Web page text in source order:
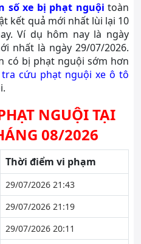
số xe bị phạt nguội toàn
kết quả mới nhất lùi lại 10
Ví dụ hôm nay là ngày
nhất là ngày 29/07/2026.
có bị phạt nguội sớm hơn
tra cứu phạt nguội xe ô tô
NGUỘI TẠI
08/2026
Thời điểm vi phạm
29/07/2026 21:43
29/07/2026 21:19
29/07/2026 20:11